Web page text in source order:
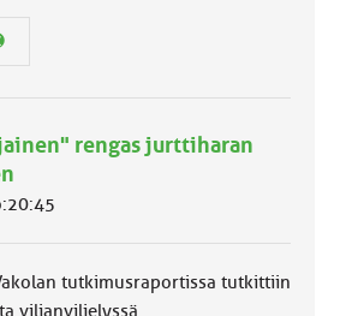
rengas jurttiharan
tutkimusraportissa tutkittiin
viljanviljelyssä